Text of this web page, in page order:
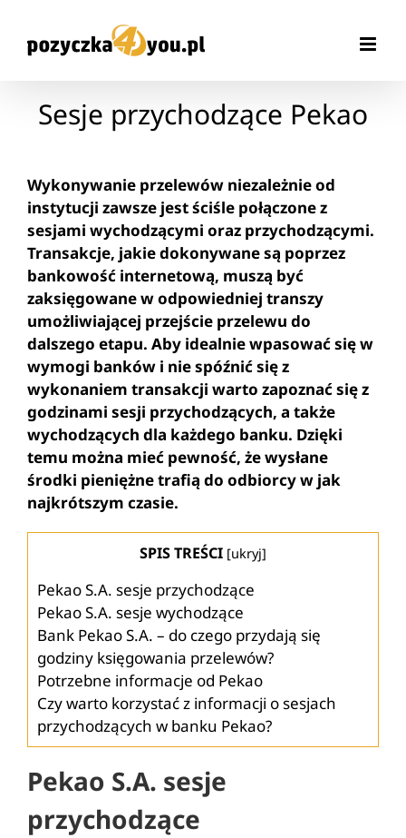
zawartości
Sesje przychodzące Pekao
Wykonywanie przelewów niezależnie od
instytucji zawsze jest ściśle połączone z
sesjami wychodzącymi oraz przychodzącymi.
Transakcje, jakie dokonywane są poprzez
bankowość internetową, muszą być
zaksięgowane w odpowiedniej transzy
umożliwiającej przejście przelewu do
dalszego etapu. Aby idealnie wpasować się w
wymogi banków i nie spóźnić się z
wykonaniem transakcji warto zapoznać się z
godzinami sesji przychodzących, a także
wychodzących dla każdego banku. Dzięki
temu można mieć pewność, że wysłane
środki pieniężne trafią do odbiorcy w jak
najkrótszym czasie.
SPIS TREŚCI [ukryj]
Pekao S.A. sesje przychodzące
Pekao S.A. sesje wychodzące
Bank Pekao S.A. – do czego przydają się
godziny księgowania przelewów?
Potrzebne informacje od Pekao
Czy warto korzystać z informacji o sesjach
przychodzących w banku Pekao?
Pekao S.A. sesje
przychodzące